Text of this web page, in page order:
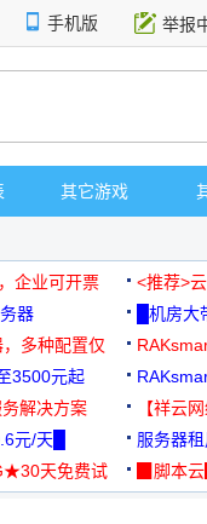
手机版 举报
理性选择
其它游戏
企业可开票
<推荐>
器
█机房
多种配置仅
用★
3500元起
用★
解决方案
【祥云
元/天█
服务器
天免费试
▉脚本